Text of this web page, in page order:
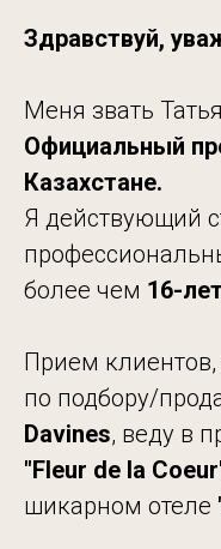
Здравствуй,
Меня звать
Официальный
Казахстане.
Я действующий
более чем 16-
Прием клиентов,
по подбору/
Davines, веду в
"Fleur de la
шикарном отеле